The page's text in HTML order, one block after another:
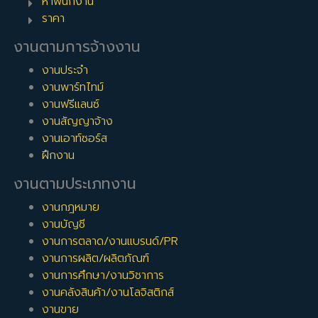
ราคา
งานตามการจ้างงาน
งานประจำ
งานพาร์ทไทม์
งานฟรีแลนซ์
งานสัญญาจ้าง
งานเอาท์ซอร์ส
ฝึกงาน
งานตามประเภทงาน
งานกฎหมาย
งานบัญชี
งานการตลาด/งานแบรนด์/PR
งานการผลิต/ผลิตภัณฑ์
งานการศึกษา/งานวิชาการ
งานคลังสินค้า/งานโลจิสติกส์
งานขาย